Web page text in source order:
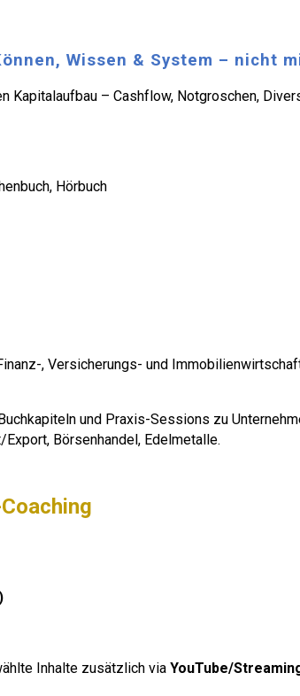
Wissen & System – nicht
Kapitalaufbau – Cashflow, Notgroschen,
Hörbuch
, Versicherungs- und
und Praxis-Sessions zu
Börsenhandel, Edelmetalle.
Inhalte zusätzlich viaYouTube/